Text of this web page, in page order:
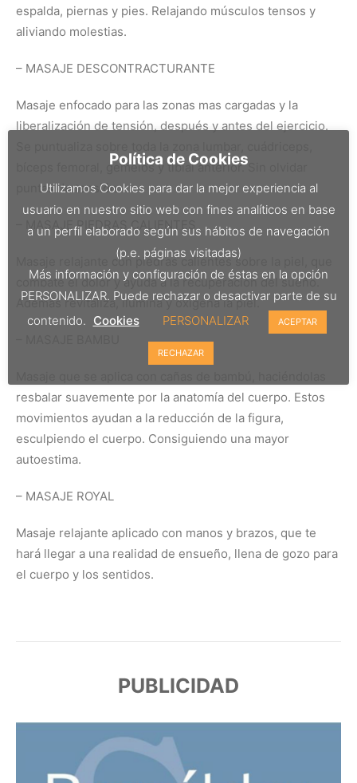
espalda, piernas y pies. Relajando músculos tensos y
aliviando molestias.
– MASAJE DESCONTRACTURANTE
Masaje enfocado para las zonas mas cargadas y la
liberalización de tensión, después y antes del ejercicio.
bíceps femoral, gemelos y tibial anterior. Sin olvidar
puntas de tensión.
– MASAJE PIEDRAS CALIENTES
Masaje relajante con piedras calientes sobre la piel, que
combate el dolor y ayuda a la recuperación del sueño.
Además revitaliza, ilumina y oxigena la piel.
resbalar suavemente por la anatomía del cuerpo. Estos
movimientos ayudan a la reducción de la figura,
esculpiendo el cuerpo. Consiguiendo una mayor
autoestima.
– MASAJE ROYAL
Masaje relajante aplicado con manos y brazos, que te
hará llegar a una realidad de ensueño, llena de gozo para
el cuerpo y los sentidos.
PUBLICIDAD
Política de Cookies
Utilizamos Cookies para dar la mejor experiencia al
usuario en nuestro sitio web con fines analíticos en base
a un perfil elaborado según sus hábitos de navegación
(p.e. páginas visitadas)
Más información y configuración de éstas en la opción
PERSONALIZAR. Puede rechazar o desactivar parte de su
contenido. Cookies PERSONALIZAR ACEPTAR
RECHAZAR